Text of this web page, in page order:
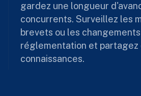
gardez une longueur
concurrents. Surveillez les
brevets ou les
réglementation et partagez
connaissances.